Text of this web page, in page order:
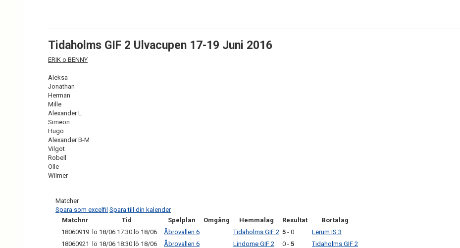
Tidaholms GIF 2 Ulvacupen 17-19 Juni 2016
ERIK o BENNY
Aleksa
Jonathan
Herman
Mille
Alexander L
Simeon
Hugo
Alexander B-M
Vilgot
Robell
Olle
Wilmer
Matcher
Spara som excelfil Spara till din kalender
Matchnr
Tid Spelplan Omgång Hemmalag Resultat
Bortalag
18060919 lö 18/06 17:30 lö 18/06 Åbrovallen 6 Tidaholms GIF 2 5 - 0
Lerum IS 3
18060921
lö 18/06 18:30 lö 18/06 Åbrovallen 6 Lindome GIF 2 0 - 5
Tidaholms GIF 2